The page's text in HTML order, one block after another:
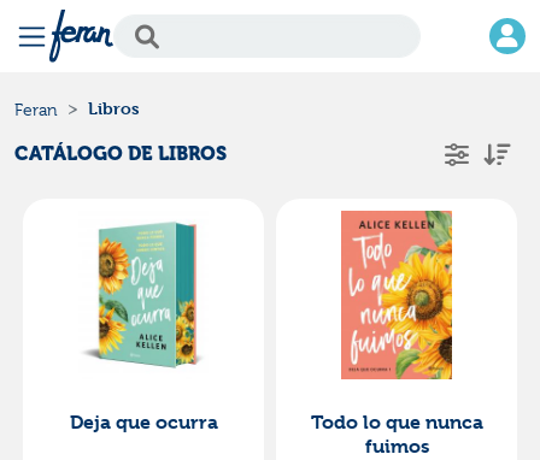
Feran Libros
CATÁLOGO DE LIBROS
Deja que ocurra
Todo lo que nunca
fuimos